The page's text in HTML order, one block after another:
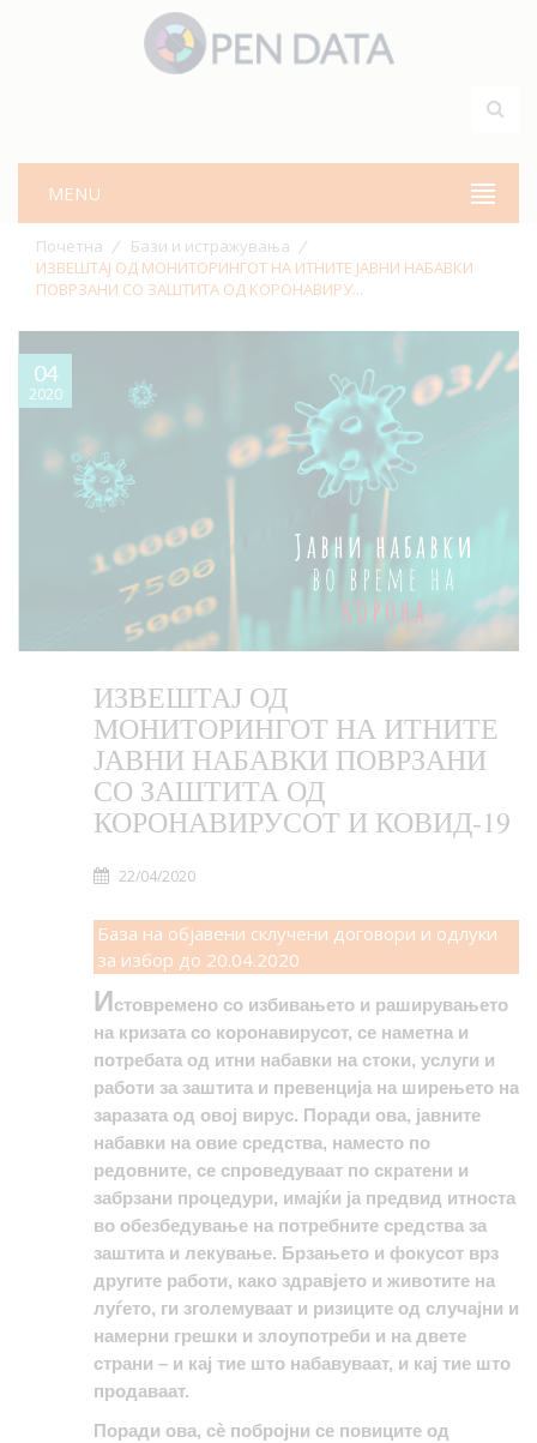
MENU
Почетна
Бази и истражувања
ИЗВЕШТАЈ ОД МОНИТОРИНГОТ НА ИТНИТЕ ЈАВНИ НАБАВКИ
ПОВРЗАНИ СО ЗАШТИТА ОД КОРОНАВИРУ...
04
2020
ИЗВЕШТАЈ ОД
МОНИТОРИНГОТ НА ИТНИТЕ
ЈАВНИ НАБАВКИ ПОВРЗАНИ
СО ЗАШТИТА ОД
КОРОНАВИРУСОТ И КОВИД-19
22/04/2020
База на објавени склучени договори и одлуки
за избор до 20.04.2020
Истовремено со избивањето и раширувањето
на кризата со коронавирусот, се наметна и
потребата од итни набавки на стоки, услуги и
работи за заштита и превенција на ширењето на
заразата од овој вирус. Поради ова, јавните
набавки на овие средства, наместо по
редовните, се спроведуваат по скратени и
забрзани процедури, имајќи ја предвид итноста
во обезбедување на потребните средства за
заштита и лекување. Брзањето и фокусот врз
другите работи, како здравјето и животите на
луѓето, ги зголемуваат и ризиците од случајни и
намерни грешки и злоупотреби и на двете
страни – и кај тие што набавуваат, и кај тие што
продаваат.
Поради ова, сè побројни се повиците од